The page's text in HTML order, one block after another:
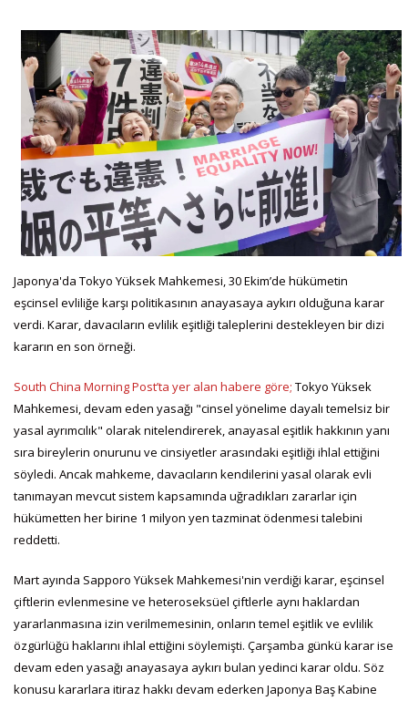
Japonya'da Tokyo Yüksek Mahkemesi, 30 Ekim’de hükümetin
eşcinsel evliliğe karşı politikasının anayasaya aykırı olduğuna karar
verdi. Karar, davacıların evlilik eşitliği taleplerini destekleyen bir dizi
kararın en son örneği.
South China Morning Post’ta yer alan habere göre; Tokyo Yüksek
Mahkemesi, devam eden yasağı "cinsel yönelime dayalı temelsiz bir
yasal ayrımcılık" olarak nitelendirerek, anayasal eşitlik hakkının yanı
sıra bireylerin onurunu ve cinsiyetler arasındaki eşitliği ihlal ettiğini
söyledi. Ancak mahkeme, davacıların kendilerini yasal olarak evli
tanımayan mevcut sistem kapsamında uğradıkları zararlar için
hükümetten her birine 1 milyon yen tazminat ödenmesi talebini
reddetti.
Mart ayında Sapporo Yüksek Mahkemesi'nin verdiği karar, eşcinsel
çiftlerin evlenmesine ve heteroseksüel çiftlerle aynı haklardan
yararlanmasına izin verilmemesinin, onların temel eşitlik ve evlilik
özgürlüğü haklarını ihlal ettiğini söylemişti. Çarşamba günkü karar ise
devam eden yasağı anayasaya aykırı bulan yedinci karar oldu. Söz
konusu kararlara itiraz hakkı devam ederken Japonya Baş Kabine